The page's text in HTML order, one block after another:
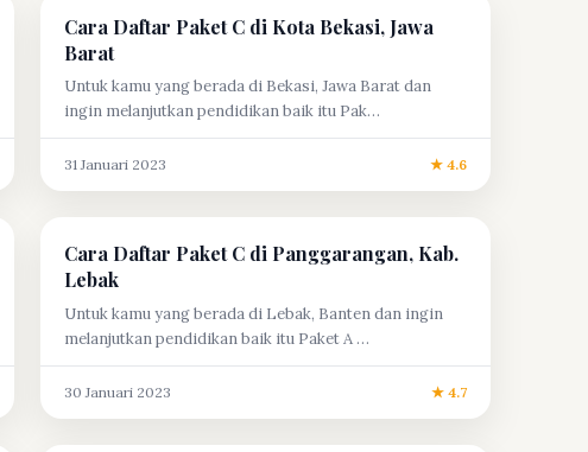
Cara Daftar Paket C di Kota Bekasi, Jawa
Barat
Untuk kamu yang berada di Bekasi, Jawa Barat dan
ingin melanjutkan pendidikan baik itu Pak…
31 Januari 2023 ★ 4.6
Cara Daftar Paket C di Panggarangan, Kab.
Lebak
Untuk kamu yang berada di Lebak, Banten dan ingin
melanjutkan pendidikan baik itu Paket A …
30 Januari 2023 ★ 4.7